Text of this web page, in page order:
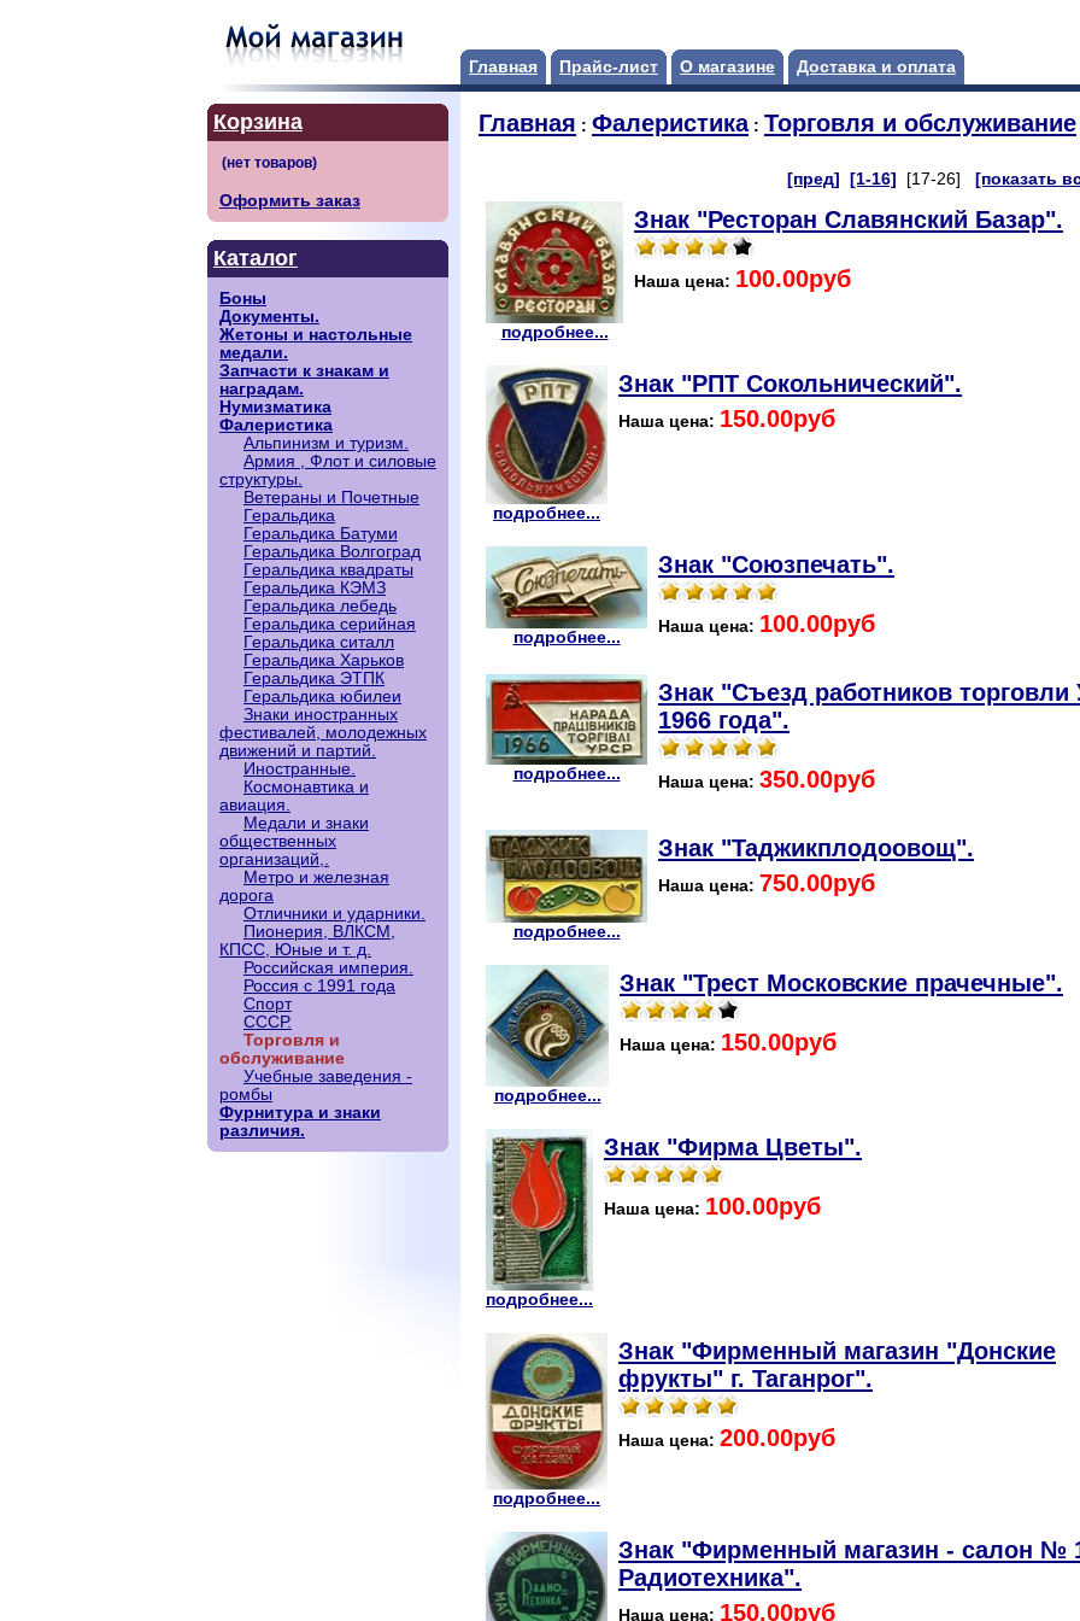
Главная Прайс-лист О магазине Доставка и оплата
Корзина
Оформить заказ
Каталог
Боны
Документы.
Жетоны и настольные
медали.
Запчасти к знакам и
наградам.
Нумизматика
Фалеристика
Альпинизм и туризм.
Армия , Флот и силовые
структуры.
Ветераны и Почетные
Геральдика
Геральдика Батуми
Геральдика Волгоград
Геральдика квадраты
Геральдика КЭМЗ
Геральдика лебедь
Геральдика серийная
Геральдика ситалл
Геральдика Харьков
Геральдика ЭТПК
Геральдика юбилеи
Знаки иностранных
фестивалей, молодежных
движений и партий.
Иностранные.
Космонавтика и
авиация.
Медали и знаки
общественных
организаций,.
Метро и железная
дорога
Отличники и ударники.
Пионерия, ВЛКСМ,
КПСС, Юные и т. д.
Российская империя.
Россия с 1991 года
Спорт
СССР.
Торговля и
обслуживание
Учебные заведения -
ромбы
Фурнитура и знаки
различия.
Главная : Фалеристика: Торговля и обслуживание
[пред] [1-16] [17-26] [показать
подробнее...
Знак "Ресторан Славянский Базар".
Наша цена: 100.00руб
подробнее...
Знак "РПТ Сокольнический".
Наша цена: 150.00руб
подробнее...
Знак "Союзпечать".
Наша цена: 100.00руб
подробнее...
Знак "Съезд работников
1966 года".
Наша цена: 350.00руб
подробнее...
Знак "Таджикплодоовощ".
Наша цена: 750.00руб
подробнее...
Знак "Трест Московские прачечные".
Наша цена: 150.00руб
подробнее...
Знак "Фирма Цветы".
Наша цена: 100.00руб
подробнее...
Знак "Фирменный магазин "Донские
фрукты" г. Таганрог".
Наша цена: 200.00руб
Знак "Фирменный магазин - салон №
Радиотехника".
Наша цена: 150.00руб